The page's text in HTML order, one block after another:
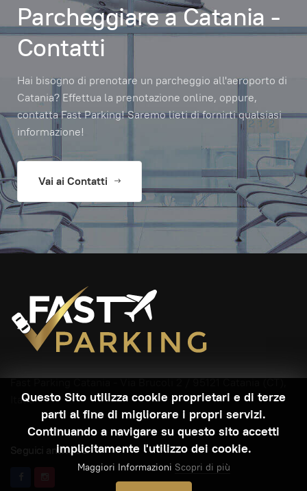
Parcheggiare a Catania -
Contatti
Hai bisogno di prenotare un parcheggio all'aeroporto di
Catania? Effettua la prenotazione online, oppure,
contatta Fast Parking! Saremo lieti di fornirti qualsiasi
informazione!
Vai ai Contatti
Fast Parking Catania -Via Brucoli 2/ 95121 Catania (CT),
Italia
Seguici anche su:
Questo Sito utilizza cookie proprietari e di terze
parti al fine di migliorare i propri servizi.
Continuando a navigare su questo sito accetti
implicitamente l'utilizzo dei cookie.
Maggiori Informazioni Scopri di più